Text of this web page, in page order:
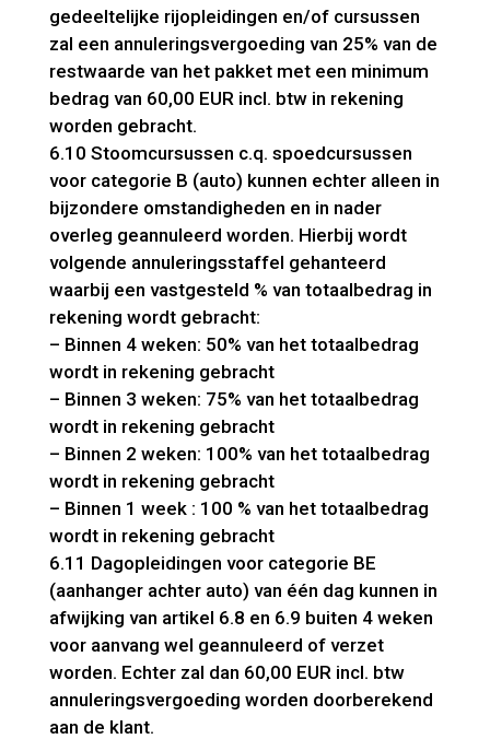
gedeeltelijke rijopleidingen en/of cursussen
zal een annuleringsvergoeding van 25% van de
restwaarde van het pakket met een minimum
bedrag van 60,00 EUR incl. btw in rekening
worden gebracht.
6.10 Stoomcursussen c.q. spoedcursussen
voor categorie B (auto) kunnen echter alleen in
bijzondere omstandigheden en in nader
overleg geannuleerd worden. Hierbij wordt
volgende annuleringsstaffel gehanteerd
waarbij een vastgesteld % van totaalbedrag in
rekening wordt gebracht:
– Binnen 4 weken: 50% van het totaalbedrag
wordt in rekening gebracht
– Binnen 3 weken: 75% van het totaalbedrag
wordt in rekening gebracht
– Binnen 2 weken: 100% van het totaalbedrag
wordt in rekening gebracht
– Binnen 1 week : 100 % van het totaalbedrag
wordt in rekening gebracht
6.11 Dagopleidingen voor categorie BE
(aanhanger achter auto) van één dag kunnen in
afwijking van artikel 6.8 en 6.9 buiten 4 weken
voor aanvang wel geannuleerd of verzet
worden. Echter zal dan 60,00 EUR incl. btw
annuleringsvergoeding worden doorberekend
aan de klant.